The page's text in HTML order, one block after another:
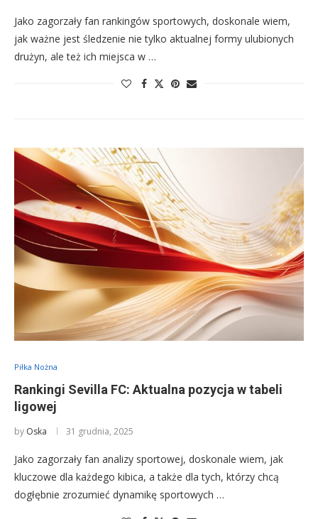
Jako zagorzały fan rankingów sportowych, doskonale wiem,
jak ważne jest śledzenie nie tylko aktualnej formy ulubionych
drużyn, ale też ich miejsca w …
Piłka Nożna
Rankingi Sevilla FC: Aktualna pozycja w tabeli
ligowej
by Oska 31 grudnia, 2025
Jako zagorzały fan analizy sportowej, doskonale wiem, jak
kluczowe dla każdego kibica, a także dla tych, którzy chcą
dogłębnie zrozumieć dynamikę sportowych …